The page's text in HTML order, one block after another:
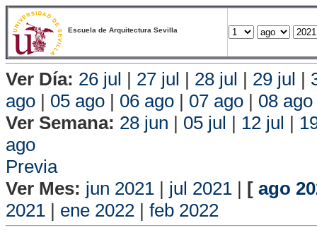
Escuela de Arquitectura Sevilla
Ver Día: 26 jul | 27 jul | 28 jul | 29 jul |
ago | 05 ago | 06 ago | 07 ago | 08 ago
Ver Semana: 28 jun | 05 jul | 12 jul |
ago
Previa
Ver Mes: jun 2021 | jul 2021 | [ ago
2021 | ene 2022 | feb 2022